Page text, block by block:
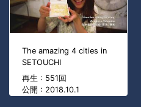
The amazing 4 cities in
SETOUCHI
再生 : 551回
公開 : 2018.10.1